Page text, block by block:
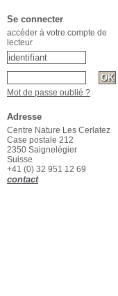
Se connecter
accéder à votre compte de
lecteur
Mot de passe oublié ?
Adresse
Centre Nature Les Cerlatez
Case postale 212
2350 Saignelégier
Suisse
+41 (0) 32 951 12 69
contact